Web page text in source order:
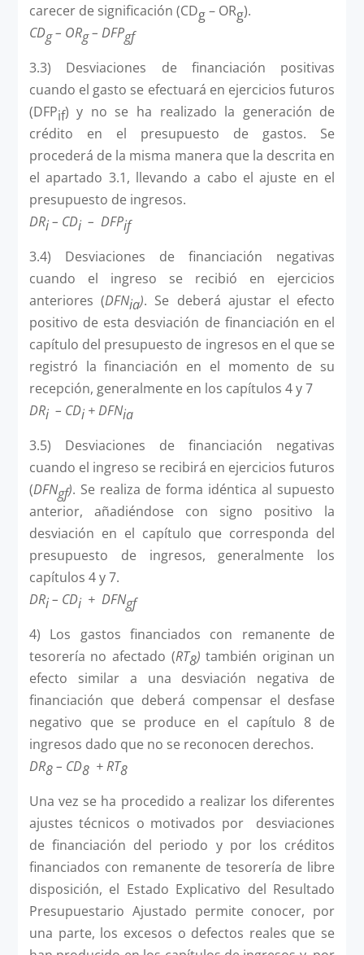
carecer de significación (CDg– ORg).
CDg– ORg– DFPgf
3.3) Desviaciones de financiación positivas
cuando el gasto se efectuará en ejercicios futuros
(DFPif) y no se ha realizado la generación de
crédito en el presupuesto de gastos. Se
procederá de la misma manera que la descrita en
el apartado 3.1, llevando a cabo el ajuste en el
presupuesto de ingresos.
DRi– CDi – DFPif
3.4) Desviaciones de financiación negativas
cuando el ingreso se recibió en ejercicios
anteriores (DFNia). Se deberá ajustar el efecto
positivo de esta desviación de financiación en el
capítulo del presupuesto de ingresos en el que se
registró la financiación en el momento de su
recepción, generalmente en los capítulos 4 y 7
DRi – CDi + DFNia
3.5) Desviaciones de financiación negativas
cuando el ingreso se recibirá en ejercicios futuros
(DFNgf). Se realiza de forma idéntica al supuesto
anterior, añadiéndose con signo positivo la
desviación en el capítulo que corresponda del
presupuesto de ingresos, generalmente los
capítulos 4 y 7.
DRi– CDi+ DFNgf
4) Los gastos financiados con remanente de
tesorería no afectado (RT8) también originan un
efecto similar a una desviación negativa de
financiación que deberá compensar el desfase
negativo que se produce en el capítulo 8 de
ingresos dado que no se reconocen derechos.
DR8– CD8 + RT8
Una vez se ha procedido a realizar los diferentes
ajustes técnicos o motivados por desviaciones
de financiación del periodo y por los créditos
financiados con remanente de tesorería de libre
disposición, el Estado Explicativo del Resultado
Presupuestario Ajustado permite conocer, por
una parte, los excesos o defectos reales que se